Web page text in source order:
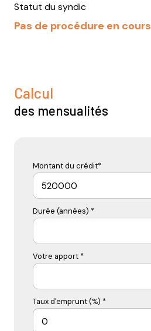
Statut du syndic
Pas de procédure en cours
Calcul
des mensualités
Montant du crédit*
Durée (années) *
Votre apport *
Taux d'emprunt (%) *